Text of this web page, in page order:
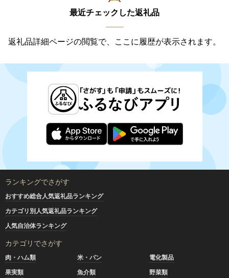
最近チェックした返礼品
返礼品詳細ページの閲覧で、ここに履歴が表示されます。
ランキングでさがす
おすすめ総合人気返礼品ランキング
カテゴリ別人気返礼品ランキング
人気自治体ランキング
カテゴリでさがす
肉・ハム類 米・パン
電化製品
果実類
魚介類
野菜類